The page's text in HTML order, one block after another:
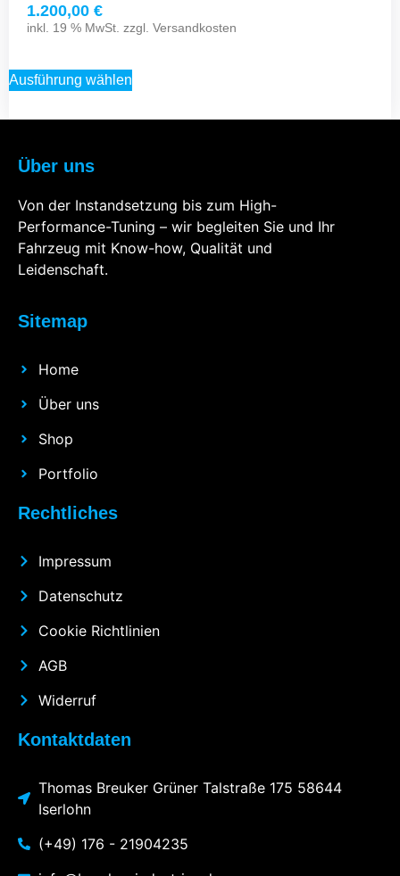
1.200,00 €
inkl. 19 % MwSt. zzgl. Versandkosten
Ausführung wählen
Über uns
Von der Instandsetzung bis zum High-
Performance-Tuning – wir begleiten Sie und Ihr
Fahrzeug mit Know-how, Qualität und
Leidenschaft.
Sitemap
Home
Über uns
Shop
Portfolio
Rechtliches
Impressum
Datenschutz
Cookie Richtlinien
AGB
Widerruf
Kontaktdaten
Thomas Breuker Grüner Talstraße 175 58644
Iserlohn
(+49) 176 - 21904235